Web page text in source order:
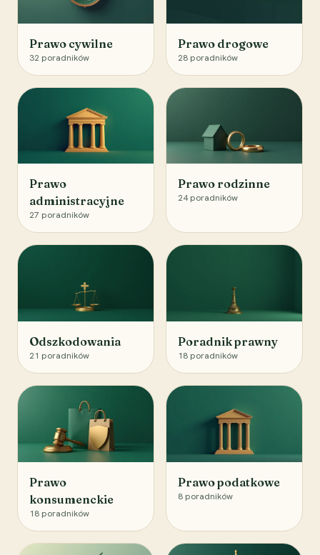
Prawo cywilne
32 poradników
Prawo drogowe
28 poradników
Prawo
administracyjne
27 poradników
Prawo rodzinne
24 poradników
Odszkodowania
21 poradników
Poradnik prawny
18 poradników
Prawo
konsumenckie
18 poradników
Prawo podatkowe
8 poradników